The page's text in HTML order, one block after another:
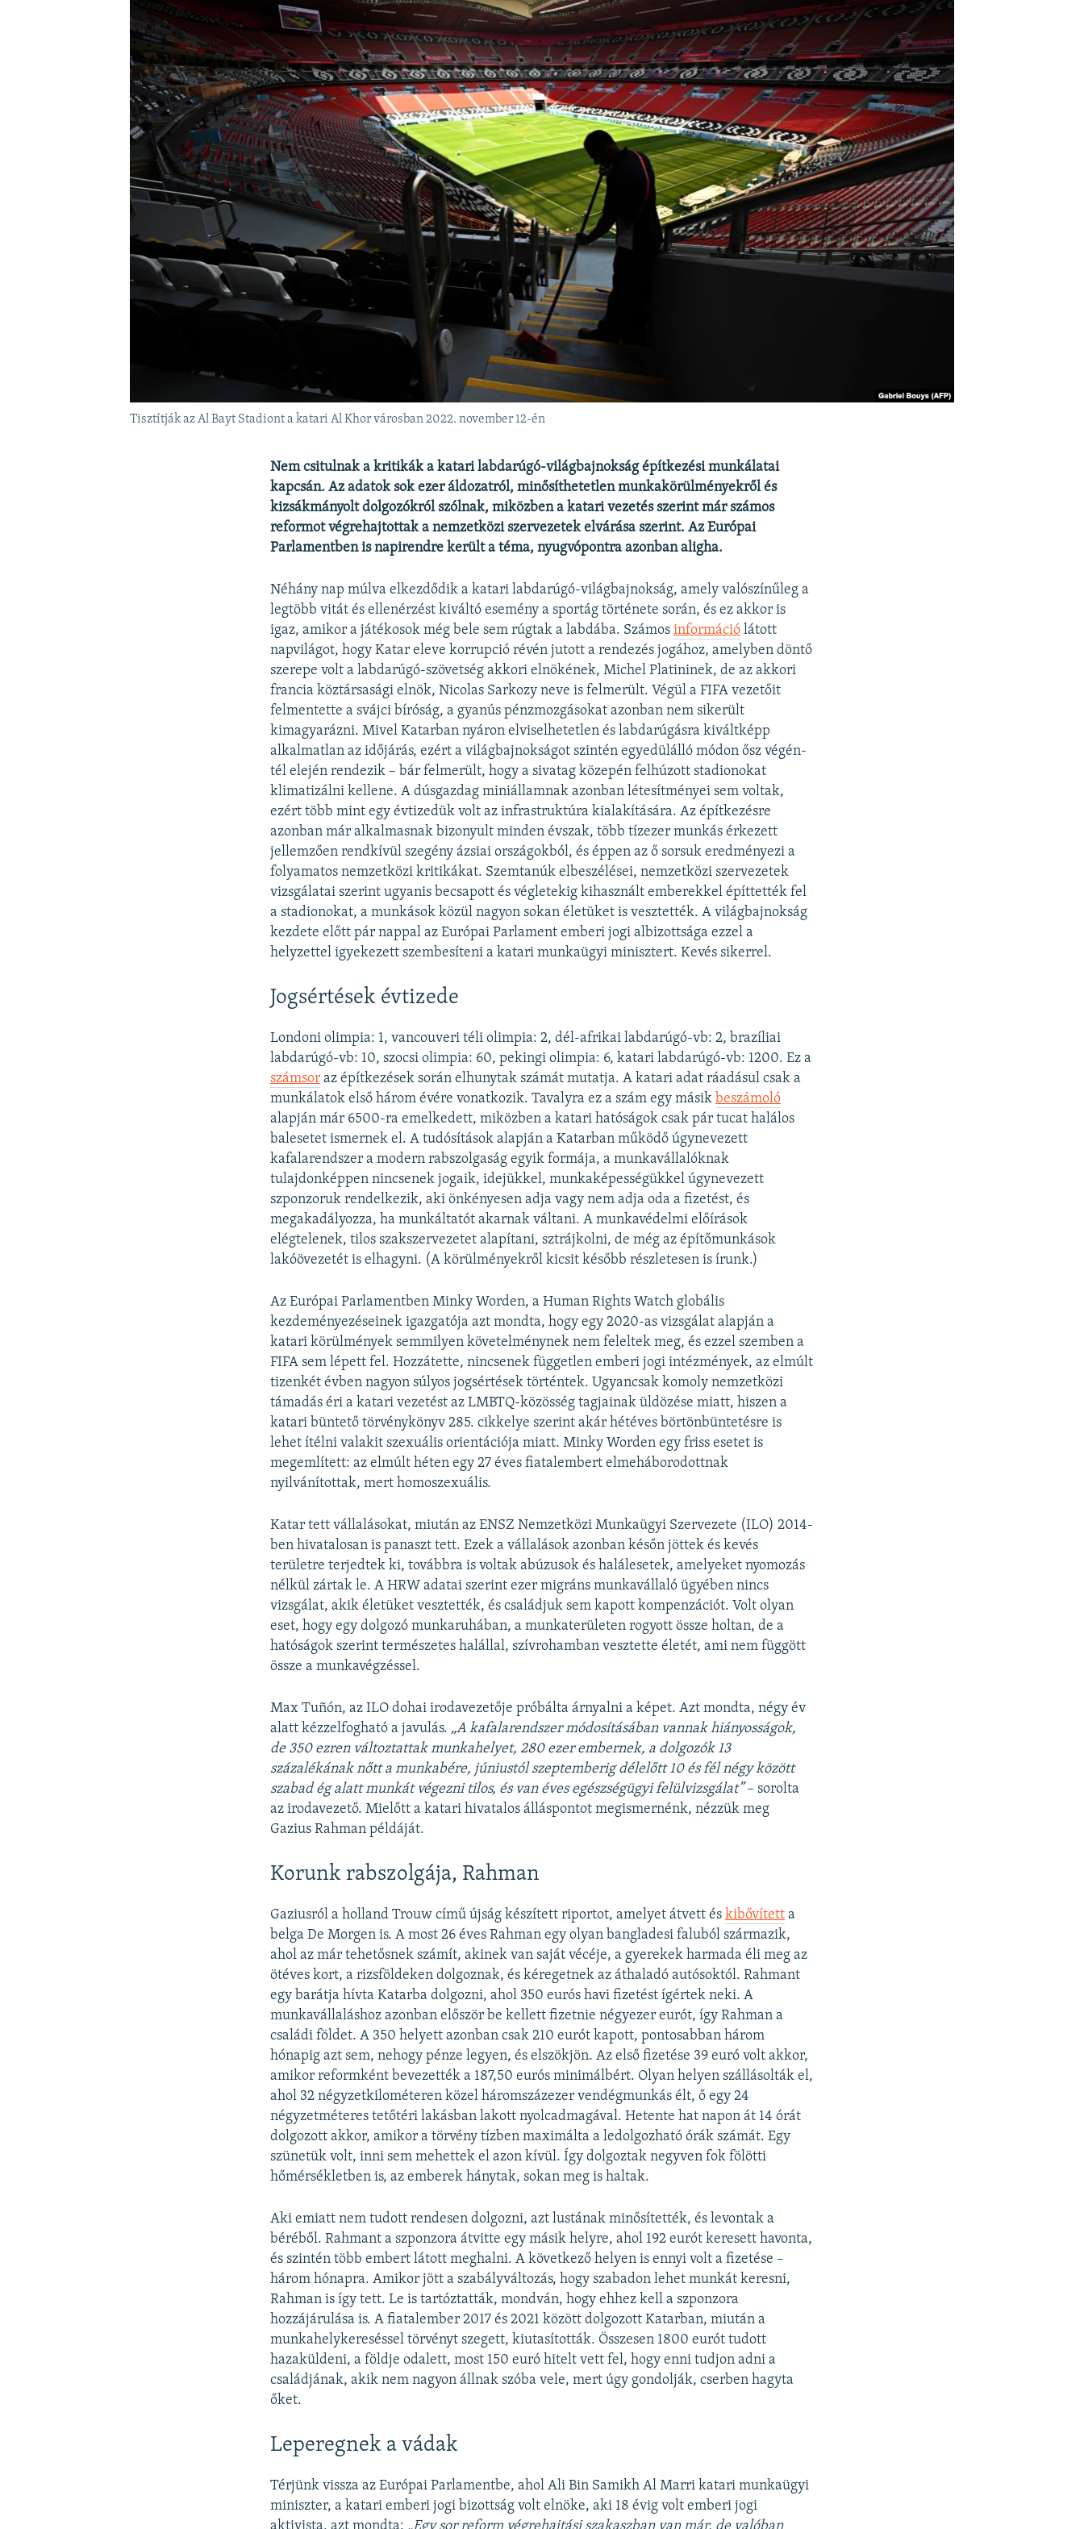
A MÚLT TANULSÁGAI
Tisztítják az Al Bayt Stadiont a katari Al Khor városban 2022. november 12-én
Nem csitulnak a kritikák a katari labdarúgó-világbajnokság építkezési munkálatai
kapcsán. Az adatok sok ezer áldozatról, minősíthetetlen munkakörülményekről és
kizsákmányolt dolgozókról szólnak, miközben a katari vezetés szerint már számos
reformot végrehajtottak a nemzetközi szervezetek elvárása szerint. Az Európai
Parlamentben is napirendre került a téma, nyugvópontra azonban aligha.
Néhány nap múlva elkezdődik a katari labdarúgó-világbajnokság, amely valószínűleg a
legtöbb vitát és ellenérzést kiváltó esemény a sportág története során, és ez akkor is
igaz, amikor a játékosok még bele sem rúgtak a labdába. Számosinformáció látott
napvilágot, hogy Katar eleve korrupció révén jutott a rendezés jogához, amelyben döntő
szerepe volt a labdarúgó-szövetség akkori elnökének, Michel Platininek, de az akkori
francia köztársasági elnök, Nicolas Sarkozy neve is felmerült. Végül a FIFA vezetőit
felmentette a svájci bíróság, a gyanús pénzmozgásokat azonban nem sikerült
kimagyarázni. Mivel Katarban nyáron elviselhetetlen és labdarúgásra kiváltképp
alkalmatlan az időjárás, ezért a világbajnokságot szintén egyedülálló módon ősz végén-
tél elején rendezik – bár felmerült, hogy a sivatag közepén felhúzott stadionokat
klimatizálni kellene. A dúsgazdag miniállamnak azonban létesítményei sem voltak,
ezért több mint egy évtizedük volt az infrastruktúra kialakítására. Az építkezésre
azonban már alkalmasnak bizonyult minden évszak, több tízezer munkás érkezett
jellemzően rendkívül szegény ázsiai országokból, és éppen az ő sorsuk eredményezi a
folyamatos nemzetközi kritikákat. Szemtanúk elbeszélései, nemzetközi szervezetek
vizsgálatai szerint ugyanis becsapott és végletekig kihasznált emberekkel építtették fel
a stadionokat, a munkások közül nagyon sokan életüket is vesztették. A világbajnokság
kezdete előtt pár nappal az Európai Parlament emberi jogi albizottsága ezzel a
helyzettel igyekezett szembesíteni a katari munkaügyi minisztert. Kevés sikerrel.
Jogsértések évtizede
Londoni olimpia: 1, vancouveri téli olimpia: 2, dél-afrikai labdarúgó-vb: 2, brazíliai
labdarúgó-vb: 10, szocsi olimpia: 60, pekingi olimpia: 6, katari labdarúgó-vb: 1200. Ez a
számsor az építkezések során elhunytak számát mutatja. A katari adat ráadásul csak a
munkálatok első három évére vonatkozik. Tavalyra ez a szám egy másik beszámoló
alapján már 6500-ra emelkedett, miközben a katari hatóságok csak pár tucat halálos
balesetet ismernek el. A tudósítások alapján a Katarban működő úgynevezett
kafalarendszer a modern rabszolgaság egyik formája, a munkavállalóknak
tulajdonképpen nincsenek jogaik, idejükkel, munkaképességükkel úgynevezett
szponzoruk rendelkezik, aki önkényesen adja vagy nem adja oda a fizetést, és
megakadályozza, ha munkáltatót akarnak váltani. A munkavédelmi előírások
elégtelenek, tilos szakszervezetet alapítani, sztrájkolni, de még az építőmunkások
lakóövezetét is elhagyni. (A körülményekről kicsit később részletesen is írunk.)
Az Európai Parlamentben Minky Worden, a Human Rights Watch globális
kezdeményezéseinek igazgatója azt mondta, hogy egy 2020-as vizsgálat alapján a
katari körülmények semmilyen követelménynek nem feleltek meg, és ezzel szemben a
FIFA sem lépett fel. Hozzátette, nincsenek független emberi jogi intézmények, az elmúlt
tizenkét évben nagyon súlyos jogsértések történtek. Ugyancsak komoly nemzetközi
támadás éri a katari vezetést az LMBTQ-közösség tagjainak üldözése miatt, hiszen a
katari büntető törvénykönyv 285. cikkelye szerint akár hétéves börtönbüntetésre is
lehet ítélni valakit szexuális orientációja miatt. Minky Worden egy friss esetet is
megemlített: az elmúlt héten egy 27 éves fiatalembert elmeháborodottnak
nyilvánítottak, mert homoszexuális.
Katar tett vállalásokat, miután az ENSZ Nemzetközi Munkaügyi Szervezete (ILO) 2014-
ben hivatalosan is panaszt tett. Ezek a vállalások azonban későn jöttek és kevés
területre terjedtek ki, továbbra is voltak abúzusok és halálesetek, amelyeket nyomozás
nélkül zártak le. A HRW adatai szerint ezer migráns munkavállaló ügyében nincs
vizsgálat, akik életüket vesztették, és családjuk sem kapott kompenzációt. Volt olyan
eset, hogy egy dolgozó munkaruhában, a munkaterületen rogyott össze holtan, de a
hatóságok szerint természetes halállal, szívrohamban vesztette életét, ami nem függött
össze a munkavégzéssel.
Max Tuñón, az ILO dohai irodavezetője próbálta árnyalni a képet. Azt mondta, négy év
alatt kézzelfogható a javulás. „A kafalarendszer módosításában vannak hiányosságok,
de 350 ezren változtattak munkahelyet, 280 ezer embernek, a dolgozók 13
százalékának nőtt a munkabére, júniustól szeptemberig délelőtt 10 és fél négy között
szabad ég alatt munkát végezni tilos, és van éves egészségügyi felülvizsgálat”– sorolta
az irodavezető. Mielőtt a katari hivatalos álláspontot megismernénk, nézzük meg
Gazius Rahman példáját.
Korunk rabszolgája, Rahman
Gaziusról a holland Trouw című újság készített riportot, amelyet átvett éskibővített a
belga De Morgen is. A most 26 éves Rahman egy olyan bangladesi faluból származik,
ahol az már tehetősnek számít, akinek van saját vécéje, a gyerekek harmada éli meg az
ötéves kort, a rizsföldeken dolgoznak, és kéregetnek az áthaladó autósoktól. Rahmant
egy barátja hívta Katarba dolgozni, ahol 350 eurós havi fizetést ígértek neki. A
munkavállaláshoz azonban először be kellett fizetnie négyezer eurót, így Rahman a
családi földet. A 350 helyett azonban csak 210 eurót kapott, pontosabban három
hónapig azt sem, nehogy pénze legyen, és elszökjön. Az első fizetése 39 euró volt akkor,
amikor reformként bevezették a 187,50 eurós minimálbért. Olyan helyen szállásolták el,
ahol 32 négyzetkilométeren közel háromszázezer vendégmunkás élt, ő egy 24
négyzetméteres tetőtéri lakásban lakott nyolcadmagával. Hetente hat napon át 14 órát
dolgozott akkor, amikor a törvény tízben maximálta a ledolgozható órák számát. Egy
szünetük volt, inni sem mehettek el azon kívül. Így dolgoztak negyven fok fölötti
hőmérsékletben is, az emberek hánytak, sokan meg is haltak.
Aki emiatt nem tudott rendesen dolgozni, azt lustának minősítették, és levontak a
béréből. Rahmant a szponzora átvitte egy másik helyre, ahol 192 eurót keresett havonta,
és szintén több embert látott meghalni. A következő helyen is ennyi volt a fizetése –
három hónapra. Amikor jött a szabályváltozás, hogy szabadon lehet munkát keresni,
Rahman is így tett. Le is tartóztatták, mondván, hogy ehhez kell a szponzora
hozzájárulása is. A fiatalember 2017 és 2021 között dolgozott Katarban, miután a
munkahelykereséssel törvényt szegett, kiutasították. Összesen 1800 eurót tudott
hazaküldeni, a földje odalett, most 150 euró hitelt vett fel, hogy enni tudjon adni a
családjának, akik nem nagyon állnak szóba vele, mert úgy gondolják, cserben hagyta
őket.
Leperegnek a vádak
Térjünk vissza az Európai Parlamentbe, ahol Ali Bin Samikh Al Marri katari munkaügyi
miniszter, a katari emberi jogi bizottság volt elnöke, aki 18 évig volt emberi jogi